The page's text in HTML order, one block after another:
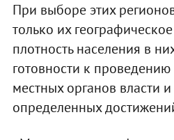
При выборе этих
только их
плотность населения в
готовности к
местных органов власти
определенных